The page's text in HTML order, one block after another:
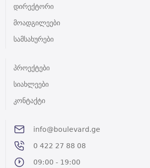
დირექტორი
მოადგილეები
სამსახურები
პროექტები
სიახლეები
კონტაქტი
info@boulevard.ge
0 422 27 88 08
09:00 - 19:00